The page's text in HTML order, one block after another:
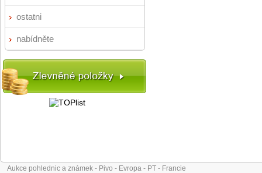
ostatni
nabídněte
Aukce pohlednic a známek - Pivo - Evropa - PT - Francie